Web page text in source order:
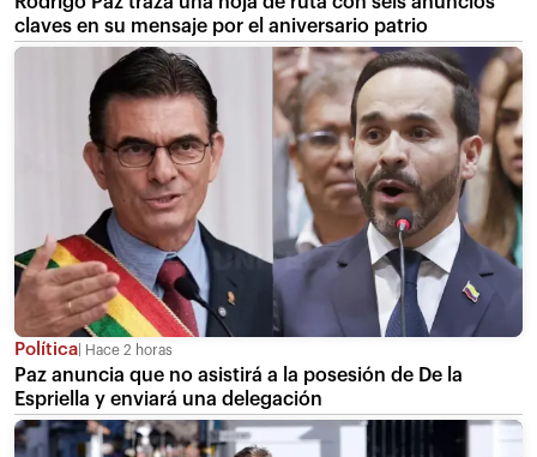
claves en su mensaje por el aniversario patrio
Política Hace 2 horas
Paz anuncia que no asistirá a la posesión de De la
Espriella y enviará una delegación